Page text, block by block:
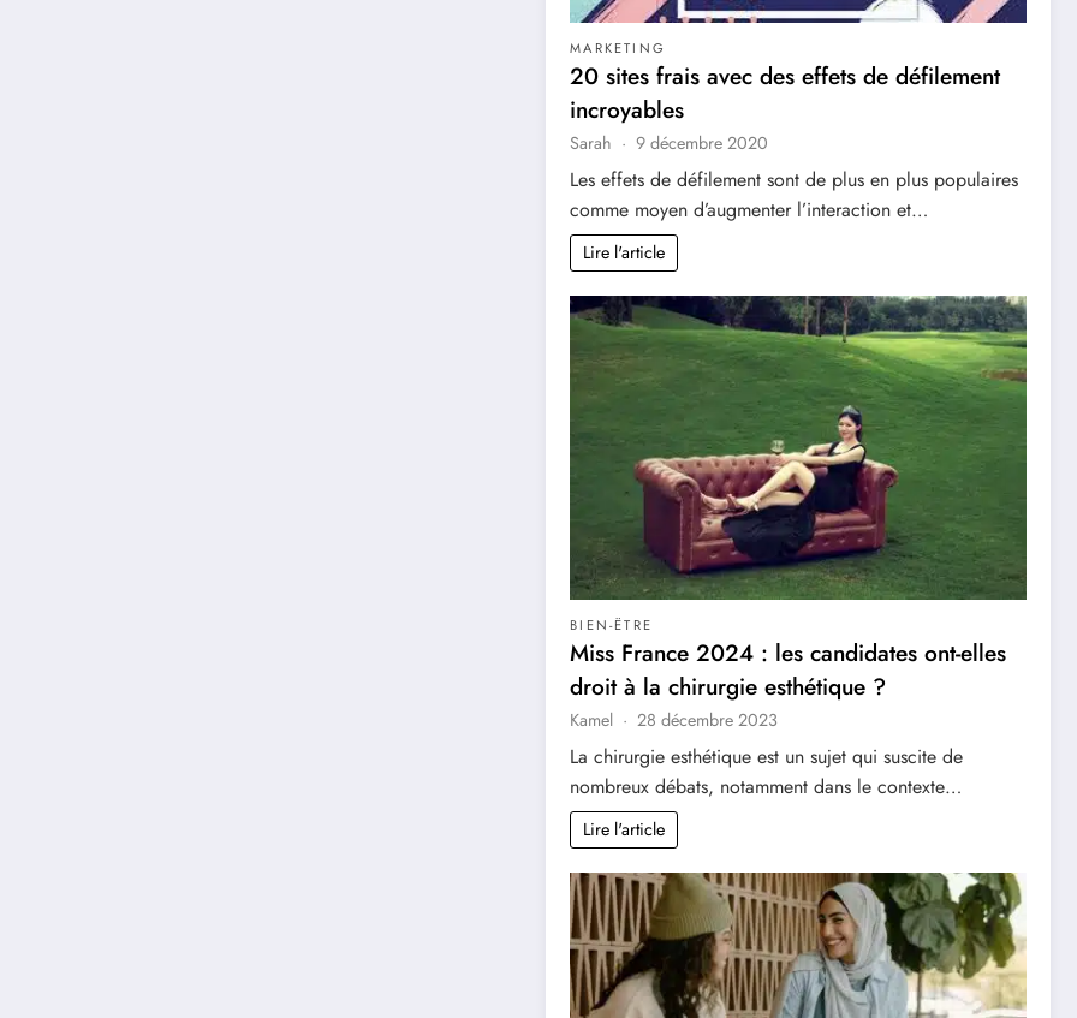
MARKETING
20 sites frais avec des effets de défilement
incroyables
Sarah 9 décembre 2020
Les effets de défilement sont de plus en plus populaires
comme moyen d’augmenter l’interaction et…
Lire l'article
BIEN-ËTRE
Miss France 2024 : les candidates ont-elles
droit à la chirurgie esthétique ?
Kamel 28 décembre 2023
La chirurgie esthétique est un sujet qui suscite de
nombreux débats, notamment dans le contexte…
Lire l'article